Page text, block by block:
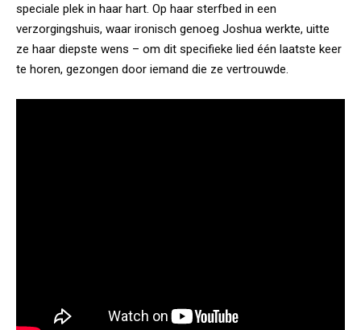
speciale plek in haar hart. Op haar sterfbed in een
verzorgingshuis, waar ironisch genoeg Joshua werkte, uitte
ze haar diepste wens – om dit specifieke lied één laatste keer
te horen, gezongen door iemand die ze vertrouwde.